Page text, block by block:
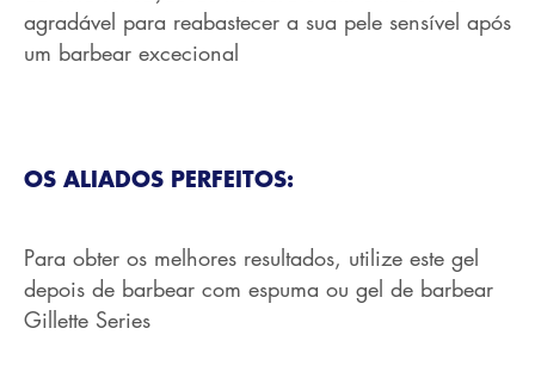
agradável para reabastecer a sua pele sensível após
um barbear excecional
OS ALIADOS PERFEITOS:
Para obter os melhores resultados, utilize este gel
depois de barbear com espuma ou gel de barbear
Gillette Series